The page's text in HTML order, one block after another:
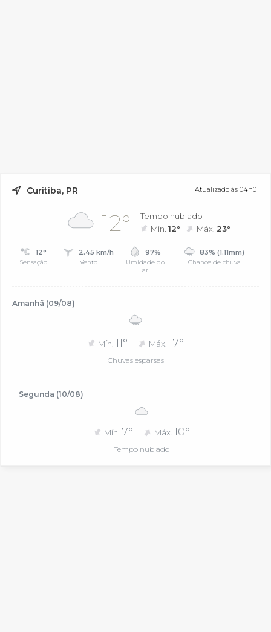
Curitiba, PR Atualizado às 04h01
12°
Tempo nublado
Mín.12° Máx. 23°
12°
Sensação
2.45 km/h
Vento
97%
Umidade do
ar
83% (1.11mm)
Chance de chuva
Amanhã (09/08)
Mín. 11° Máx. 17°
Chuvas esparsas
Segunda (10/08)
Mín. 7° Máx. 10°
Tempo nublado